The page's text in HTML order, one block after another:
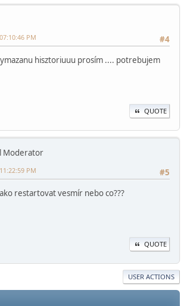
#4
PM
hisztoriuuu prosím .... potrebujem
QUOTE
Moderator
#5
PM
restartovat vesmír nebo co???
QUOTE
USER ACTIONS